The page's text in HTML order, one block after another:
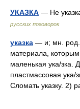
УКАЗКА — Не
русских поговорок
указка — и; мн. род.
материала, которым
маленькая ука/зка.
пластмассовая ука/
Сломать указку. 2)